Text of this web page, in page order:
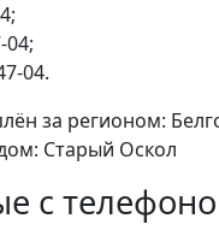
04;
04.
за регионом:
Старый Оскол
с